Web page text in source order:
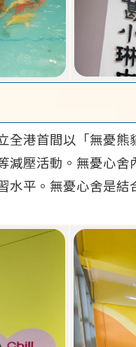
全港首間以「無憂
壓活動。無憂心
平。無憂心舍是